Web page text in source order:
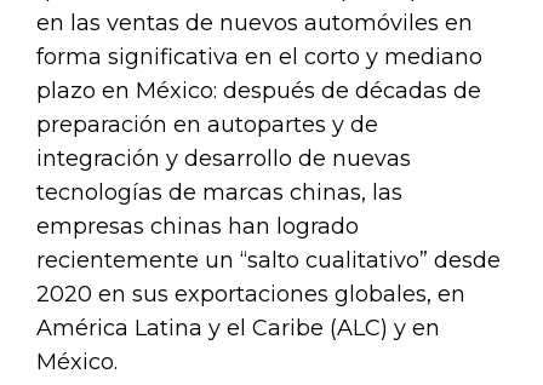
en las ventas de nuevos automóviles en
forma significativa en el corto y mediano
plazo en México: después de décadas de
preparación en autopartes y de
integración y desarrollo de nuevas
tecnologías de marcas chinas, las
empresas chinas han logrado
recientemente un “salto cualitativo” desde
2020 en sus exportaciones globales, en
América Latina y el Caribe (ALC) y en
México.